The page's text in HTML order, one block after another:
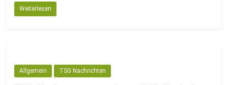
Weiterlesen
Allgemein TSG Nachrichten